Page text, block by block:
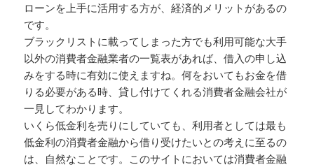
ローンを上手に活用する方が、経済的メリットがあるの
です。
ブラックリストに載ってしまった方でも利用可能な大手
以外の消費者金融業者の一覧表があれば、借入の申し込
みをする時に有効に使えますね。何をおいてもお金を借
りる必要がある時、貸し付けてくれる消費者金融会社が
一見してわかります。
いくら低金利を売りにしていても、利用者としては最も
低金利の消費者金融から借り受けたいとの考えに至るの
は、自然なことです。このサイトにおいては消費者金融